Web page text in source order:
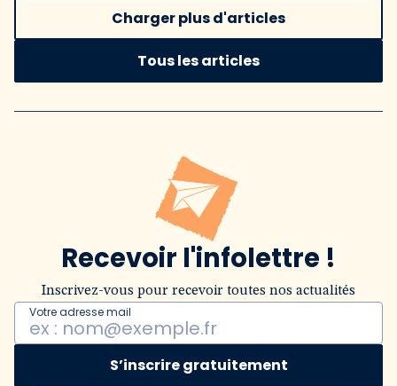
Charger plus d'articles
Tous les articles
Recevoir l'infolettre !
Inscrivez-vous pour recevoir toutes nos actualités
Votre adresse mail
S’inscrire gratuitement